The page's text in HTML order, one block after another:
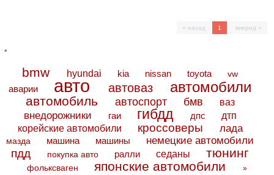
« назад 1 вперед »
*
bmw hyundai kia nissan toyota vw
аварии авто автоваз автомобили
автомобиль автоспорт бмв ваз
внедорожники гаи гибдд дпс дтп
корейские автомобили кроссоверы лада
мазда машина машины немецкие автомобили
пдд покупка авто ралли седаны тюнинг
фольксваген японские автомобили »